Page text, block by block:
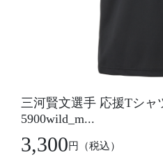
三河賢文選手 応援Tシャ
5900wild_m...
3,300円 （税込）